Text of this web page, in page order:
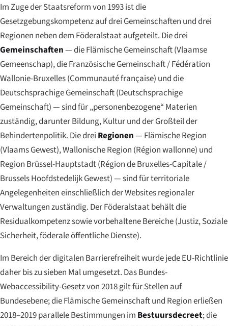
Im Zuge der Staatsreform von 1993 ist die
Gesetzgebungskompetenz auf drei Gemeinschaften und drei
Regionen neben dem Föderalstaat aufgeteilt. Die drei
Gemeinschaften— die Flämische Gemeinschaft (Vlaamse
Gemeenschap), die Französische Gemeinschaft / Fédération
Wallonie-Bruxelles (Communauté française) und die
Deutschsprachige Gemeinschaft (Deutschsprachige
Gemeinschaft) — sind für „personenbezogene“ Materien
zuständig, darunter Bildung, Kultur und der Großteil der
Behindertenpolitik. Die drei Regionen— Flämische Region
(Vlaams Gewest), Wallonische Region (Région wallonne) und
Region Brüssel-Hauptstadt (Région de Bruxelles-Capitale/
Brussels Hoofdstedelijk Gewest) — sind für territoriale
Angelegenheiten einschließlich der Websites regionaler
Verwaltungen zuständig. Der Föderalstaat behält die
Residualkompetenz sowie vorbehaltene Bereiche (Justiz, Soziale
Sicherheit, föderale öffentliche Dienste).
Im Bereich der digitalen Barrierefreiheit wurde jede EU-Richtlinie
daher bis zu sieben Mal umgesetzt. Das Bundes-
Webaccessibility-Gesetz von 2018 gilt für Stellen auf
Bundesebene; die Flämische Gemeinschaft und Region erließen
2018–2019 parallele Bestimmungen im Bestuursdecreet; die